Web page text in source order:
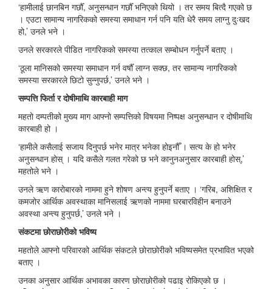
‘हामीलाई छानबिन गर्छौँ, अनुसन्धान गर्छौँ भनिएको थियो । तर समय बित्दै गएको छ
। एउटा सामान्य नागरिकको समस्या समाधान गर्न पनि यति धेरै समय लाग्नु दुःखद
हो,’ उनले भने ।
उनले सरकारले पीडित नागरिकको समस्या तत्काल सम्बोधन गर्नुपर्ने बताए ।
‘ठूला मानिसको समस्या समाधान गर्न वर्षौँ लाग्न सक्छ, तर सामान्य नागरिकको
समस्या सरकारले छिटो सुन्नुपर्छ,’ उनले भने ।
सम्पत्ति फिर्ता र दोषीमाथि कारबाही माग
महतो दम्पतीको मुख्य माग आफ्नो सम्पत्तिको विषयमा निष्पक्ष अनुसन्धान र दोषीमाथि
कारबाही हो ।
‘हामीले कसैलाई सजाय दिनुपर्छ भनेर मात्र भनेका होइनौँ । सत्य के हो भनेर
अनुसन्धान होस् । यदि कसैले गलत गरेको छ भने कानुनअनुसार कारबाही होस्,’
महतोले भने ।
उनले ऋण कारोबारको नाममा हुने शोषण अन्त्य हुनुपर्ने बताए । ‘गरिब, अशिक्षित र
कमजोर आर्थिक अवस्थाका मानिसलाई ऋणको नाममा घरबारविहीन बनाउने
अवस्था अन्त्य हुनुपर्छ,’ उनले भने ।
संकटमा छोराछोरीको भविष्य
महतोले आफ्नो परिवारको आर्थिक संकटले छोराछोरीको भविष्यसमेत प्रभावित भएको
बताए ।
उनका अनुसार आर्थिक अभावका कारण छोराछोरीको पढाइ रोकिएको छ ।